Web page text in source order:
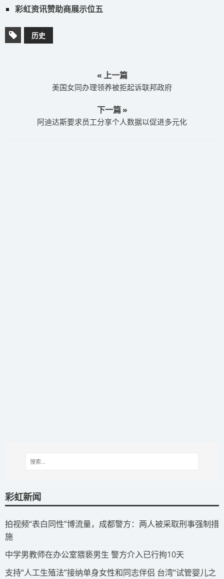
彩虹资讯赞助商展示位五
历史
« 上一篇
美国女同办理领养被拒起诉联邦政府
下一篇 »
阿迪达斯要求员工分享个人数据以促进多元化
彩虹新闻
拍视频“表白同性”博流量，成都警方：两人被采取刑事强制措
施
​中学男教师在办公室猥亵男生 警方介入已行拘10天
​支持“人工生殖法”接纳单身女性和同志伴侣 台湾“试管婴儿之